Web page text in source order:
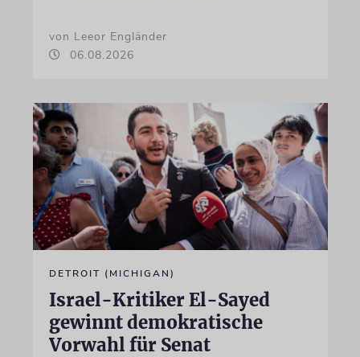
von Leeor Engländer
06.08.2026
DETROIT (MICHIGAN)
Israel-Kritiker El-Sayed
gewinnt demokratische
Vorwahl für Senat